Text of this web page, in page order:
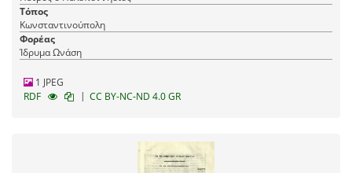
Τόπος
Κωνσταντινούπολη
Φορέας
Ίδρυμα Ωνάση
1 JPEG
RDF
| CC BY-NC-ND 4.0 GR